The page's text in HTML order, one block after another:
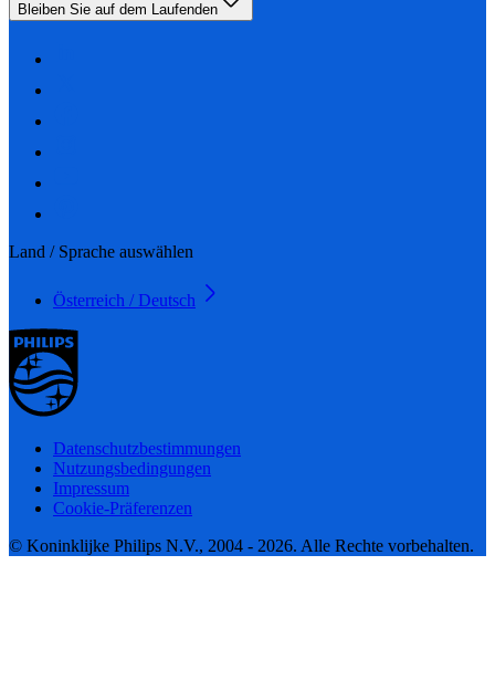
Bleiben Sie auf dem Laufenden
Land / Sprache auswählen
Österreich / Deutsch
Datenschutzbestimmungen
Nutzungsbedingungen
Impressum
Cookie-Präferenzen
© Koninklijke Philips N.V., 2004 - 2026. Alle Rechte vorbehalten.